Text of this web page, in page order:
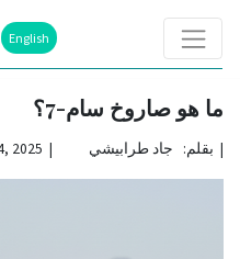
English
ما هو صاروخ سام-7؟
| بقلم: جاد طرابيشي | Oct. 4, 2025